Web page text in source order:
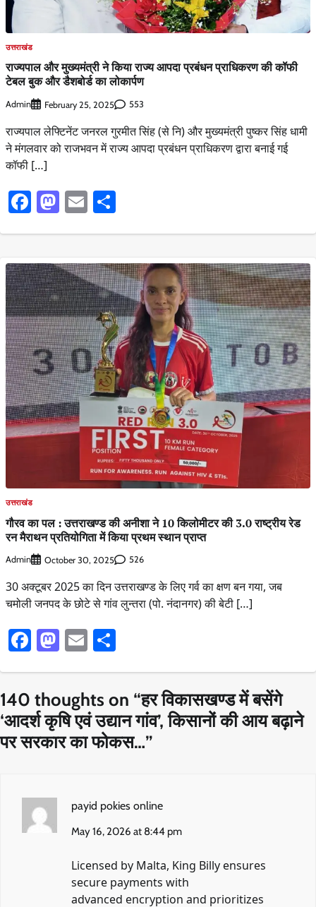
उत्तराखंड
राज्यपाल और मुख्यमंत्री ने किया राज्य आपदा प्रबंधन प्राधिकरण की कॉफी
टेबल बुक और डैशबोर्ड का लोकार्पण
Admin February 25, 2025 553
राज्यपाल लेफ्टिनेंट जनरल गुरमीत सिंह (से नि) और मुख्यमंत्री पुष्कर सिंह धामी
ने मंगलवार को राजभवन में राज्य आपदा प्रबंधन प्राधिकरण द्वारा बनाई गई
कॉफी […]
Facebook
Mastodon
Email
उत्तराखंड
गौरव का पल : उत्तराखण्ड की अनीशा ने 10 किलोमीटर की 3.0 राष्ट्रीय रेड
रन मैराथन प्रतियोगिता में किया प्रथम स्थान प्राप्त
Admin October 30, 2025 526
30 अक्टूबर 2025 का दिन उत्तराखण्ड के लिए गर्व का क्षण बन गया, जब
चमोली जनपद के छोटे से गांव लुन्तरा (पो. नंदानगर) की बेटी […]
Facebook
Mastodon
Email
140 thoughts on “हर विकासखण्ड में बसेंगे
‘आदर्श कृषि एवं उद्यान गांव’, किसानों की आय बढ़ाने
पर सरकार का फोकस…”
payid pokies online
May 16, 2026 at 8:44 pm
Licensed by Malta, King Billy ensures
secure payments with
advanced encryption and prioritizes